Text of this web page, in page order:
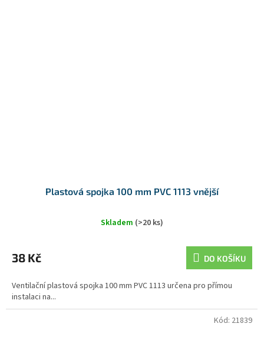
Plastová spojka 100 mm PVC 1113 vnější
Skladem (>20 ks)
38 Kč DO KOŠÍKU
Ventilační plastová spojka 100 mm PVC 1113 určena pro přímou
instalaci na...
Kód: 21839